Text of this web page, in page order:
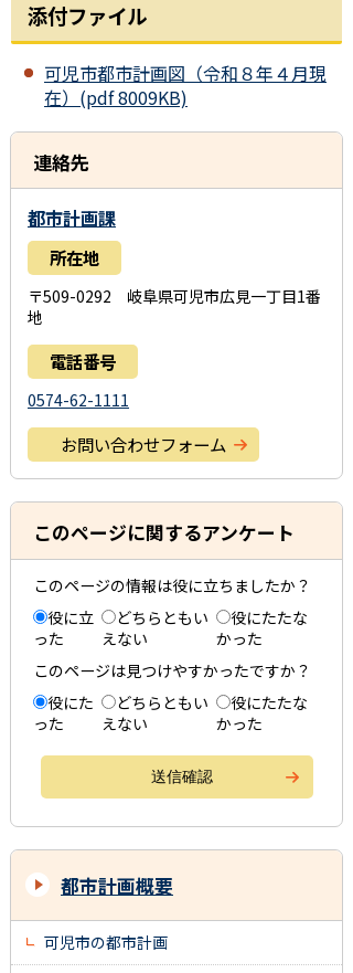
添付ファイル
可児市都市計画図（令和８年４月現
在）(pdf 8009KB)
連絡先
都市計画課
所在地
〒509-0292 岐阜県可児市広見一丁目1番
地
電話番号
0574-62-1111
お問い合わせフォーム
このページに関するアンケート
このページの情報は役に立ちましたか？
役に立
った
どちらともい
えない
役にたたな
かった
このページは見つけやすかったですか？
役にた
った
どちらともい
えない
役にたたな
かった
都市計画概要
可児市の都市計画